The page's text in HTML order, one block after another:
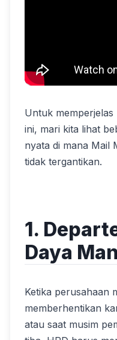
Untuk memperjelas
ini, mari kita lihat
nyata di mana Mail
tidak tergantikan.
1.
Daya
Ketika perusahaan
memberhentikan
atau saat musim